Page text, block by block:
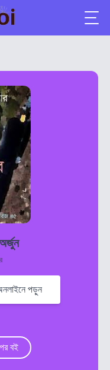
পড়ুন
বই